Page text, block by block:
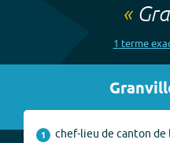
«
1 terme
1
chef-lieu de canton de